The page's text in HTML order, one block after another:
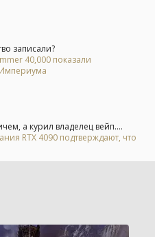
записали?
40,000 показали
а курил владелец вейп....
RTX 4090 подтверждают, что